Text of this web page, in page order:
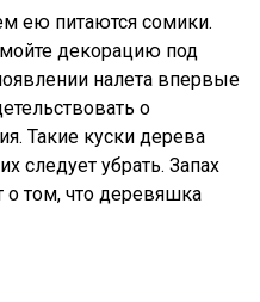
ею питаются сомики.
декорацию под
налета впервые
о
Такие куски дерева
следует убрать. Запах
о том, что деревяшка